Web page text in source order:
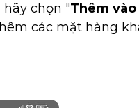
chọn "Thêm vào
các mặt hàng